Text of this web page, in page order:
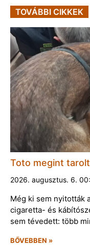
TOVÁBBI CIKKEK
Toto megint
2026. augusztus. 6.
Még ki sem nyitották
cigaretta- és
sem tévedett: több
BŐVEBBEN »